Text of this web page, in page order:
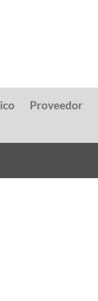
Proveedor